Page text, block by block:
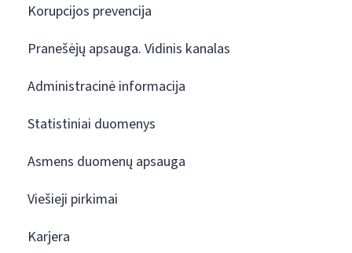
Korupcijos prevencija
Pranešėjų apsauga. Vidinis kanalas
Administracinė informacija
Statistiniai duomenys
Asmens duomenų apsauga
Viešieji pirkimai
Karjera